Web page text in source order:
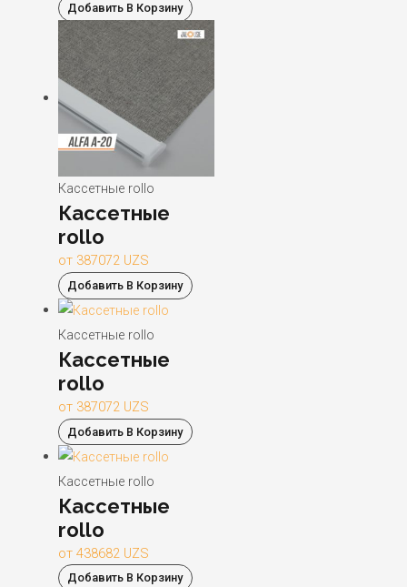
Добавить В Корзину
Кассетные rollo
Кассетные
rollo
от 387072 UZS
Добавить В Корзину
Кассетные rollo
Кассетные
rollo
от 387072 UZS
Добавить В Корзину
Кассетные rollo
Кассетные
rollo
от 438682 UZS
Добавить В Корзину